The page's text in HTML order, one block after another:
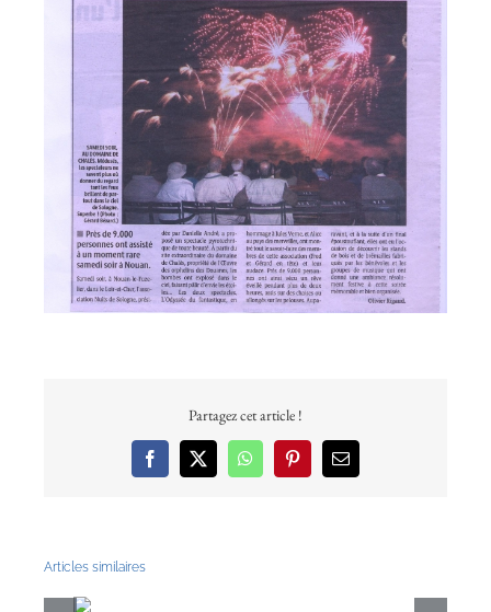
Partagez cet article !
Facebook
X WhatsAppPinterestEmail
Articles similaires